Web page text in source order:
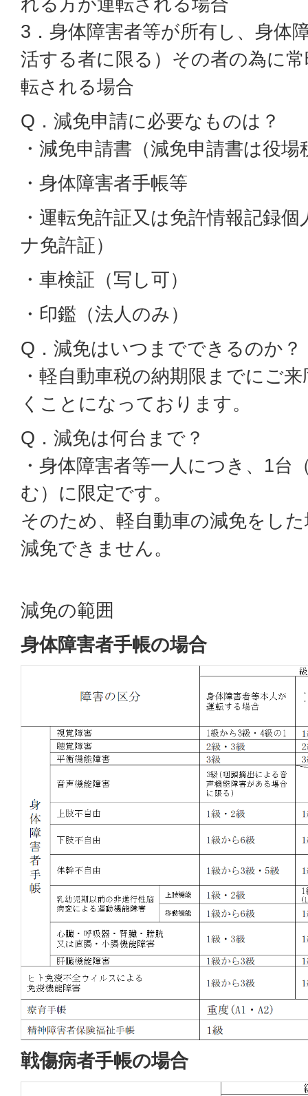
3．身体障害者等が所有し、身体
活する者に限る）その者の為に
転される場合
Q．減免申請に必要なものは？
・減免申請書（減免申請書は役
・身体障害者手帳等
・運転免許証又は免許情報記録
ナ免許証）
・車検証（写し可）
・印鑑（法人のみ）
Q．減免はいつまでできるのか？
・軽自動車税の納期限までにご
くことになっております。
Q．減免は何台まで？
・身体障害者等一人につき、1台
む）に限定です。
そのため、軽自動車の減免をし
減免できません。
減免の範囲
身体障害者手帳の場合
戦傷病者手帳の場合